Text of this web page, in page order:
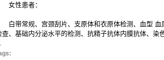
性患者：
带常规、宫颈刮片、支原体和衣原体检测、血型 血
查、基础内分泌水平的检测、抗精子抗体内膜抗体、染